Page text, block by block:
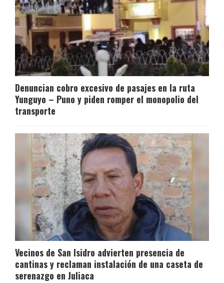
Denuncian cobro excesivo de pasajes en la ruta
Yunguyo – Puno y piden romper el monopolio del
transporte
Vecinos de San Isidro advierten presencia de
cantinas y reclaman instalación de una caseta de
serenazgo en Juliaca